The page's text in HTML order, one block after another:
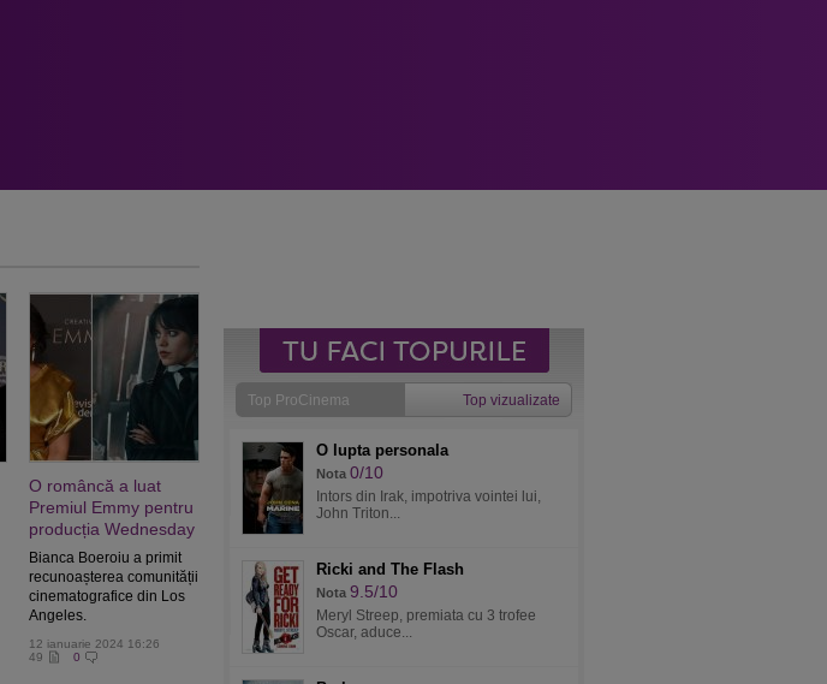
O româncă a luat
Premiul Emmy pentru
producția Wednesday
Bianca Boeroiu a primit
recunoașterea comunității
cinematografice din Los
Angeles.
12 ianuarie 2024 16:26
49
0
Top ProCinema Top vizualizate
O lupta personala
Nota 0/10
Intors din Irak, impotriva vointei lui,
John Triton...
Ricki and The Flash
Nota 9.5/10
Meryl Streep, premiata cu 3 trofee
Oscar, aduce...